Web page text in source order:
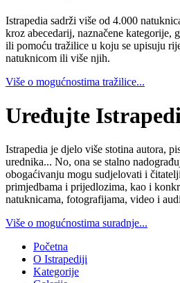
Istrapedia sadrži više od 4.000
kroz abecedarij, naznačene kategorije,
ili pomoću tražilice u koju se upisuju
natuknicom ili više njih.
Više o mogućnostima tražilice...
Uređujte
Istrapedia je djelo više stotina autora,
urednika... No, ona se stalno
obogaćivanju mogu sudjelovati i
primjedbama i prijedlozima, kao i
natuknicama, fotografijama, video i
Više o mogućnostima suradnje...
Početna
O Istrapediji
Kategorije